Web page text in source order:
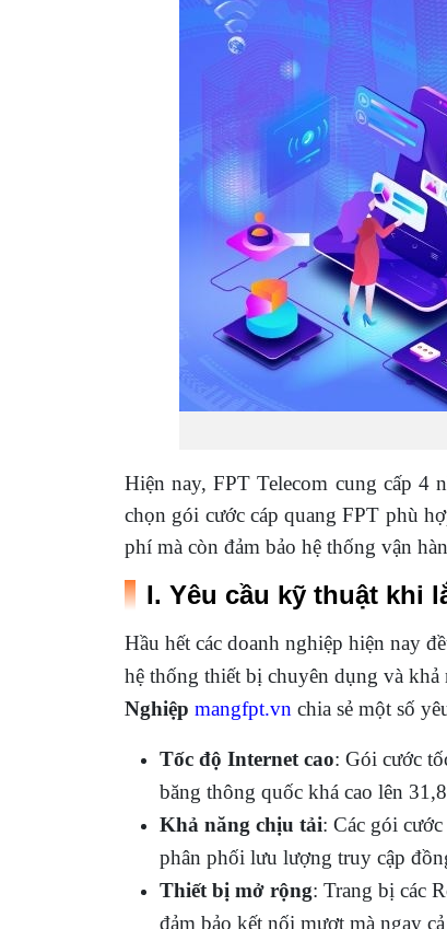
Hiện nay, FPT Telecom cung cấp 4
chọn gói cước cáp quang FPT phù
phí mà còn đảm bảo hệ thống vận
I. Yêu cầu kỹ thuật khi
Hầu hết các doanh nghiệp hiện nay
hệ thống thiết bị chuyên dụng và
Nghiệp mangfpt.vn chia sẻ một số
Tốc độ Internet cao: Gói cước
băng thông quốc khá cao lên
Khả năng chịu tải: Các gói
phân phối lưu lượng truy cập
Thiết bị mở rộng: Trang bị các
đảm bảo kết nối mượt mà ngay